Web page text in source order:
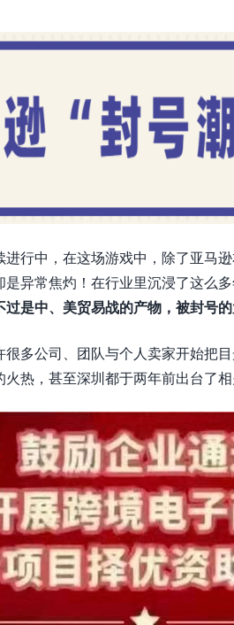
行中，在这场游戏中，除了亚马
异常焦灼！在行业里沉浸了这么
是中、美贸易战的产物，被封号
多公司、团队与个人卖家开始把
热，甚至深圳都于两年前出台了相